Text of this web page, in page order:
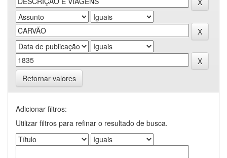
Retornar valores
Adicionar filtros:
Utilizar filtros para refinar o resultado de busca.